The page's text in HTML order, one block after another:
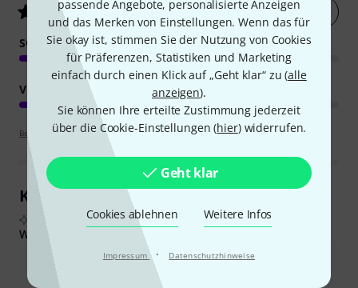
passende Angebote, personalisierte Anzeigen
und das Merken von Einstellungen. Wenn das für
Sie okay ist, stimmen Sie der Nutzung von Cookies
für Präferenzen, Statistiken und Marketing
einfach durch einen Klick auf „Geht klar“ zu (alle
anzeigen).
Sie können Ihre erteilte Zustimmung jederzeit
über die Cookie-Einstellungen (hier) widerrufen.
Geht klar
Cookies ablehnen Weitere Infos
Impressum · Datenschutzhinweise
3.9/ 5 Jetzt bewerten
SOUND
VERARBEITUNG
Bewertungsrichtlinien
Kundenrezensionen im Überblick
Aus echten Käuferbewertungen, zusammengefasst durch KI
Was Käufern gefiel:
Das Instrument eignet sich hervorragend für ruhiges Üben, ohne
andere zu stören, insbesondere für Anfänger.